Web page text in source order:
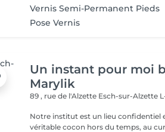
Vernis Semi-Permanent Pieds
Pose Vernis
Un instant pour moi
Marylik
89 , rue de l'Alzette Esch-sur-Alzette
Notre institut est un lieu confidentiel
véritable cocon hors du temps, au